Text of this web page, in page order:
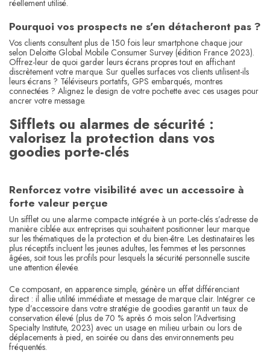
réellement utilisé.
Pourquoi vos prospects ne s'en détacheront pas ?
Vos clients consultent plus de 150 fois leur smartphone chaque jour
selon Deloitte Global Mobile Consumer Survey (édition France 2023).
Offrez-leur de quoi garder leurs écrans propres tout en affichant
discrètement votre marque. Sur quelles surfaces vos clients utilisent-ils
leurs écrans ? Téléviseurs portatifs, GPS embarqués, montres
connectées ? Alignez le design de votre pochette avec ces usages pour
ancrer votre message.
Sifflets ou alarmes de sécurité :
valorisez la protection dans vos
goodies porte-clés
Renforcez votre visibilité avec un accessoire à
forte valeur perçue
Un sifflet ou une alarme compacte intégrée à un porte-clés s’adresse de
manière ciblée aux entreprises qui souhaitent positionner leur marque
sur les thématiques de la protection et du bien-être. Les destinataires les
plus réceptifs incluent les jeunes adultes, les femmes et les personnes
âgées, soit tous les profils pour lesquels la sécurité personnelle suscite
une attention élevée.
Ce composant, en apparence simple, génère un effet différenciant
direct : il allie utilité immédiate et message de marque clair. Intégrer ce
type d’accessoire dans votre stratégie de goodies garantit un taux de
conservation élevé (plus de 70 % après 6 mois selon l’Advertising
Specialty Institute, 2023) avec un usage en milieu urbain ou lors de
déplacements à pied, en soirée ou dans des environnements peu
fréquentés.